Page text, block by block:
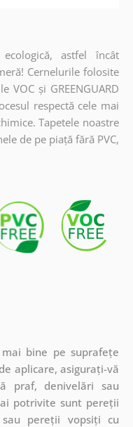
astfel încât
Cernelurile folosite
și GREENGUARD
respectă cele mai
Tapetele noastre
de pe piață fără PVC,
bine pe suprafețe
aplicare, asigurați-vă
praf, denivelări sau
potrivite sunt pereții
pereții vopsiți cu